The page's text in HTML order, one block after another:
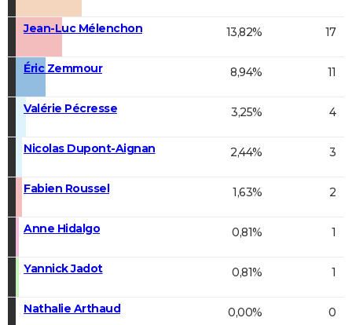
Jean-Luc Mélenchon 13,82% 17
Éric Zemmour 8,94% 11
Valérie Pécresse 3,25% 4
Nicolas Dupont-Aignan 2,44% 3
Fabien Roussel 1,63% 2
Anne Hidalgo 0,81% 1
Yannick Jadot 0,81% 1
Nathalie Arthaud 0,00% 0